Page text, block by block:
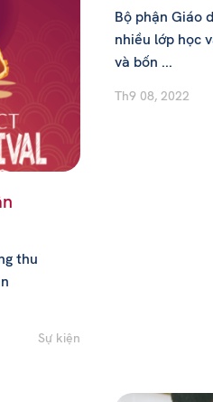
thu
Sự kiện
Bộ phận Giáo
nhiều lớp học
và bốn ...
Th9 08, 2022